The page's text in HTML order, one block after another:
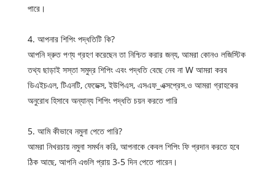
পারে।
4. আপনার শিপিং পদ্ধতিটি কি?
আপনি দ্রুত পণ্য গ্রহণ করেছেন তা নিশ্চিত করার জন্য, আমরা কোনও লজিস্টিক
তথ্য ছাড়াই সস্তা সমুদ্র শিপিং এবং পদ্ধতি বেছে নেব না W আমরা করব
ডিএইচএল, টিএনটি, ফেডেক্স, ইউপিএস, এসএফ_এক্সপ্রেস.ও আমরা গ্রাহকের
অনুরোধ হিসাবে অন্যান্য শিপিং পদ্ধতি চয়ন করতে পারি
5. আমি কীভাবে নমুনা পেতে পারি?
আমরা নিখরচায় নমুনা সমর্থন করি, আপনাকে কেবল শিপিং ফি প্রদান করতে হবে
ঠিক আছে, আপনি এগুলি প্রায় 3-5 দিন পেতে পারেন।